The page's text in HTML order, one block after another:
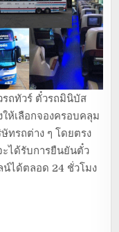
รถทัวร์ ตั๋วรถมินิบัส
ห้เลือกจองครอบคลุม
ทรถต่าง ๆ โดยตรง
ะได้รับการยืนยันตั๋ว
ได้ตลอด 24 ชั่วโมง